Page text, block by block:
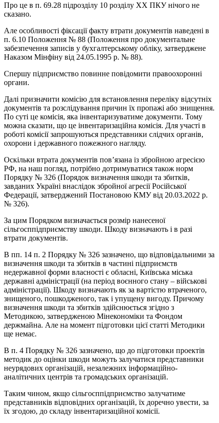
Про це в п. 69.28 підрозділу 10 розділу ХХ ПКУ нічого не
сказано.
Але особливості фіксації факту втрати документів наведені в
п. 6.10 Положення № 88 (Положення про документальне
забезпечення записів у бухгалтерському обліку, затверджене
Наказом Мінфіну від 24.05.1995 р. № 88).
Спершу підприємство повинне повідомити правоохоронні
органи.
Далі призначити комісію для встановлення переліку відсутніх
документів та розслідування причин їх пропажі або знищення.
По суті це комісія, яка інвентаризуватиме документи. Тому
можна сказати, що це інвентаризаційна комісія. Для участі в
роботі комісії запрошуються представники слідчих органів,
охорони і державного пожежного нагляду.
Оскільки втрата документів пов’язана із збройною агресією
РФ, на наш погляд, потрібно дотримуватися також норм
Порядку № 326 (Порядок визначення шкоди та збитків,
завданих Україні внаслідок збройної агресії Російської
Федерації, затверджений Постановою КМУ від 20.03.2022 р.
№ 326).
За цим Порядком визначається розмір нанесеної
сільгосппідприємству шкоди. Шкоду визначають і в разі
втрати документів.
В пп. 14 п. 2 Порядку № 326 зазначено, що відповідальними за
визначення шкоди та збитків в частині підприємств
недержавної форми власності є обласні, Київська міська
державні адміністрації (на період воєнного стану – військові
адміністрації). Шкоду визначають як за вартістю втраченого,
знищеного, пошкодженого, так і упущену вигоду. Причому
визначення шкоди та збитків здійснюється згідно з
Методикою, затвердженою Мінекономіки та Фондом
держмайна. Але на момент підготовки цієї статті Методики
ще немає.
В п. 4 Порядку № 326 зазначено, що до підготовки проектів
методик до оцінки шкоди можуть залучатися представники
неурядових організацій, незалежних інформаційно-
аналітичних центрів та громадських організацій.
Таким чином, якщо сільгосппідприємство залучатиме
представників відповідних організацій, їх доречно увести, за
їх згодою, до складу інвентаризаційної комісії.